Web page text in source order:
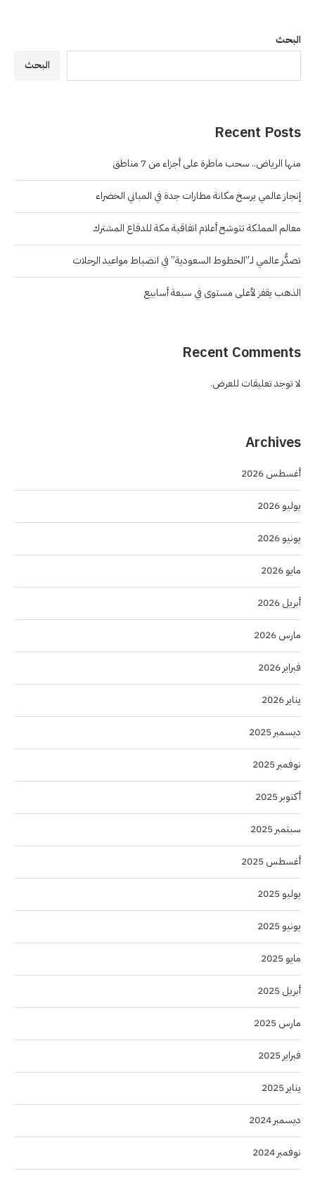
البحث
البحث
Recent Posts
منها الرياض.. سحب ماطرة على أجزاء من 7 مناطق
إنجاز عالمي يرسخ مكانة مطارات جدة في المباني الخضراء
معالم المملكة تتوشح أعلام اتفاقية مكة للدفاع المشترك
تصدُّر عالمي لـ”الخطوط السعودية” في انضباط مواعيد الرحلات
الذهب يقفز لأعلى مستوى في سبعة أسابيع
Recent Comments
لا توجد تعليقات للعرض.
Archives
أغسطس 2026
يوليو 2026
يونيو 2026
مايو 2026
أبريل 2026
مارس 2026
فبراير 2026
يناير 2026
ديسمبر 2025
نوفمبر 2025
أكتوبر 2025
سبتمبر 2025
أغسطس 2025
يوليو 2025
يونيو 2025
مايو 2025
أبريل 2025
مارس 2025
فبراير 2025
يناير 2025
ديسمبر 2024
نوفمبر 2024